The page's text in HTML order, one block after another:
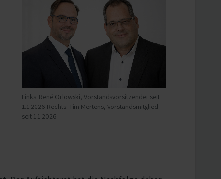
Links: René Orlowski, Vorstandsvorsitzender seit
1.1.2026 Rechts: Tim Mertens, Vorstandsmitglied
seit 1.1.2026